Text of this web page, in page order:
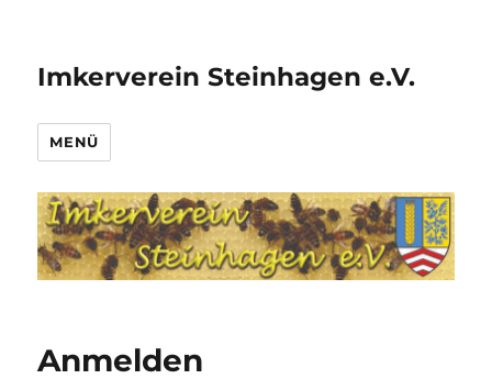
Imkerverein Steinhagen e.V.
MENÜ
Anmelden